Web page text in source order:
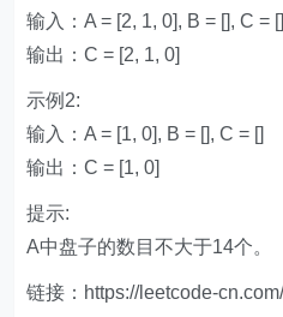
输入：A = [2, 1, 0], B = [], C = []
输出：C = [2, 1, 0]
示例2:
输入：A = [1, 0], B = [], C = []
输出：C = [1, 0]
提示:
A中盘子的数目不大于14个。
链接：https://leetcode-